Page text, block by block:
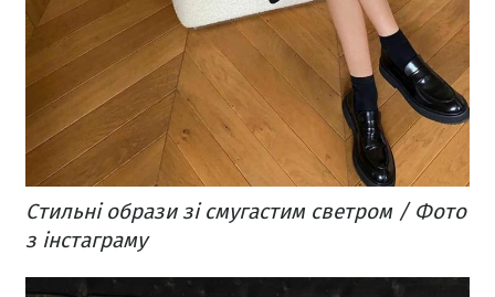
Стильні образи зі смугастим светром / Фото
з інстаграму